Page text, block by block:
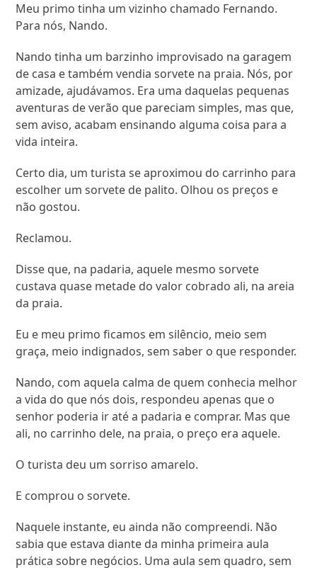
Meu primo tinha um vizinho chamado Fernando.
Para nós, Nando.
Nando tinha um barzinho improvisado na garagem
de casa e também vendia sorvete na praia. Nós, por
amizade, ajudávamos. Era uma daquelas pequenas
aventuras de verão que pareciam simples, mas que,
sem aviso, acabam ensinando alguma coisa para a
vida inteira.
Certo dia, um turista se aproximou do carrinho para
escolher um sorvete de palito. Olhou os preços e
não gostou.
Reclamou.
Disse que, na padaria, aquele mesmo sorvete
custava quase metade do valor cobrado ali, na areia
da praia.
Eu e meu primo ficamos em silêncio, meio sem
graça, meio indignados, sem saber o que responder.
Nando, com aquela calma de quem conhecia melhor
a vida do que nós dois, respondeu apenas que o
senhor poderia ir até a padaria e comprar. Mas que
ali, no carrinho dele, na praia, o preço era aquele.
O turista deu um sorriso amarelo.
E comprou o sorvete.
Naquele instante, eu ainda não compreendi. Não
sabia que estava diante da minha primeira aula
prática sobre negócios. Uma aula sem quadro, sem